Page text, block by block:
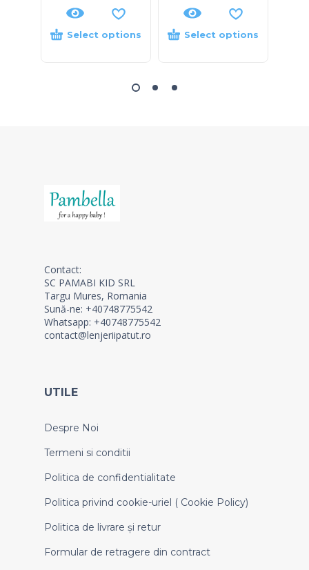
Select options Select options
Contact:
SC PAMABI KID SRL
Targu Mures, Romania
Sună-ne: +40748775542
Whatsapp: +40748775542
contact@lenjeriipatut.ro
UTILE
Despre Noi
Termeni si conditii
Politica de confidentialitate
Politica privind cookie-uriel ( Cookie Policy)
Politica de livrare și retur
Formular de retragere din contract